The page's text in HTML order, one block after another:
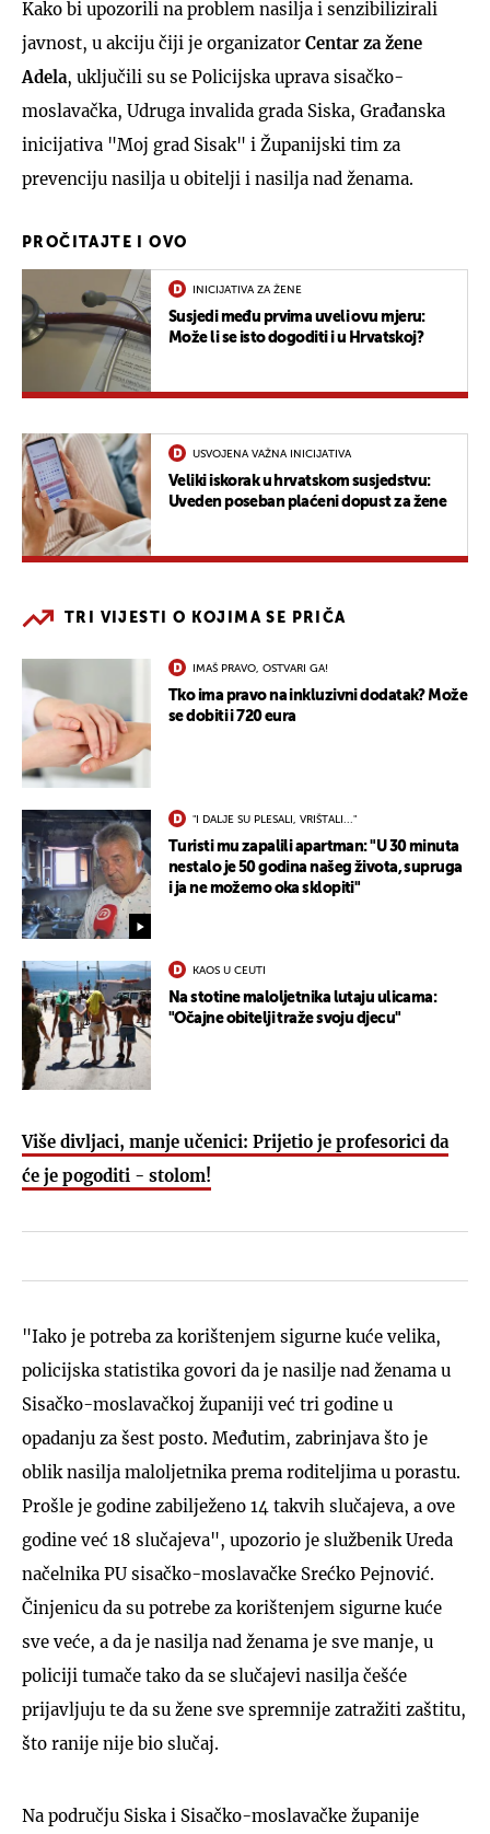
Kako bi upozorili na problem nasilja i senzibilizirali
javnost, u akciju čiji je organizator Centar za žene
Adela, uključili su se Policijska uprava sisačko-
moslavačka, Udruga invalida grada Siska, Građanska
inicijativa "Moj grad Sisak" i Županijski tim za
prevenciju nasilja u obitelji i nasilja nad ženama.
PROČITAJTE I OVO
INICIJATIVA ZA ŽENE
Susjedi među prvima uveli ovu mjeru:
Može li se isto dogoditi i u Hrvatskoj?
USVOJENA VAŽNA INICIJATIVA
Veliki iskorak u hrvatskom susjedstvu:
Uveden poseban plaćeni dopust za žene
TRI VIJESTI O KOJIMA SE PRIČA
IMAŠ PRAVO, OSTVARI GA!
Tko ima pravo na inkluzivni dodatak? Može
se dobiti i 720 eura
"I DALJE SU PLESALI, VRIŠTALI..."
Turisti mu zapalili apartman: "U 30 minuta
nestalo je 50 godina našeg života, supruga
i ja ne možemo oka sklopiti"
KAOS U CEUTI
Na stotine maloljetnika lutaju ulicama:
"Očajne obitelji traže svoju djecu"
Više divljaci, manje učenici: Prijetio je profesorici da
će je pogoditi - stolom!
"Iako je potreba za korištenjem sigurne kuće velika,
policijska statistika govori da je nasilje nad ženama u
Sisačko-moslavačkoj županiji već tri godine u
opadanju za šest posto. Međutim, zabrinjava što je
oblik nasilja maloljetnika prema roditeljima u porastu.
Prošle je godine zabilježeno 14 takvih slučajeva, a ove
godine već 18 slučajeva", upozorio je službenik Ureda
načelnika PU sisačko-moslavačke Srećko Pejnović.
Činjenicu da su potrebe za korištenjem sigurne kuće
sve veće, a da je nasilja nad ženama je sve manje, u
policiji tumače tako da se slučajevi nasilja češće
prijavljuju te da su žene sve spremnije zatražiti zaštitu,
što ranije nije bio slučaj.
Na području Siska i Sisačko-moslavačke županije